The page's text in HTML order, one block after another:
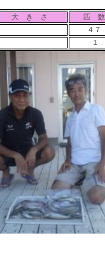
大 き さ 匹 数
４７
１